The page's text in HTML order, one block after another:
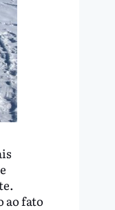
ao fato